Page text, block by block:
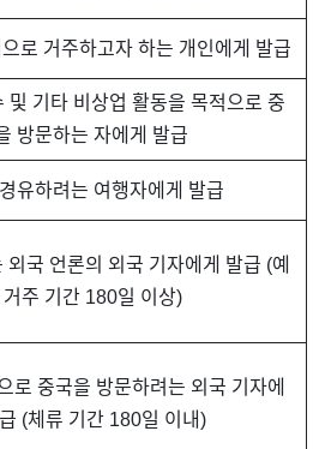
로 거주하고자 하는 개인에게 발급
및 기타 비상업 활동을 목적으로 중
방문하는 자에게 발급
유하려는 여행자에게 발급
국 언론의 외국 기자에게 발급 (예
거주 기간 180일 이상)
로 중국을 방문하려는 외국 기자에
(체류 기간 180일 이내)